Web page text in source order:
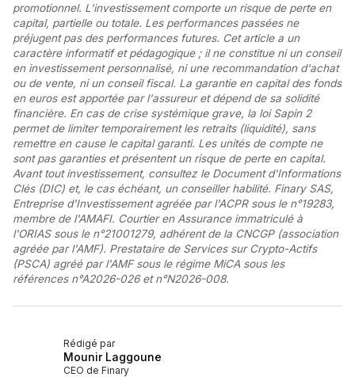
promotionnel. L'investissement comporte un risque de perte en
capital, partielle ou totale. Les performances passées ne
préjugent pas des performances futures. Cet article a un
caractère informatif et pédagogique ; il ne constitue ni un conseil
en investissement personnalisé, ni une recommandation d'achat
ou de vente, ni un conseil fiscal. La garantie en capital des fonds
en euros est apportée par l'assureur et dépend de sa solidité
financière. En cas de crise systémique grave, la loi Sapin 2
permet de limiter temporairement les retraits (liquidité), sans
remettre en cause le capital garanti. Les unités de compte ne
sont pas garanties et présentent un risque de perte en capital.
Avant tout investissement, consultez le Document d'Informations
Clés (DIC) et, le cas échéant, un conseiller habilité. Finary SAS,
Entreprise d'Investissement agréée par l'ACPR sous le n°19283,
membre de l'AMAFI. Courtier en Assurance immatriculé à
l'ORIAS sous le n°21001279, adhérent de la CNCGP (association
agréée par l'AMF). Prestataire de Services sur Crypto-Actifs
(PSCA) agréé par l'AMF sous le régime MiCA sous les
références n°A2026-026 et n°N2026-008.
Rédigé par
Mounir Laggoune
CEO de Finary